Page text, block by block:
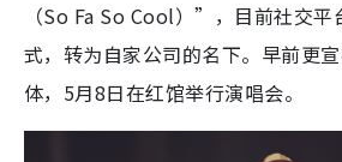
（So Fa So Cool）”，目前社交
式，转为自家公司的名下。早前更
体，5月8日在红馆举行演唱会。